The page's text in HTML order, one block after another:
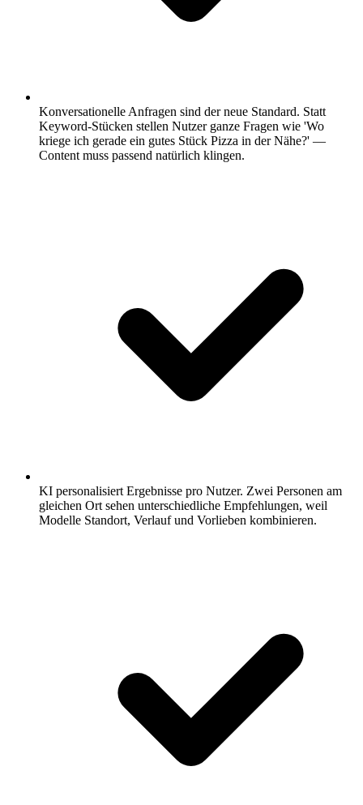
Konversationelle Anfragen sind der neue Standard. Statt
Keyword-Stücken stellen Nutzer ganze Fragen wie 'Wo
kriege ich gerade ein gutes Stück Pizza in der Nähe?' —
Content muss passend natürlich klingen.
KI personalisiert Ergebnisse pro Nutzer. Zwei Personen am
gleichen Ort sehen unterschiedliche Empfehlungen, weil
Modelle Standort, Verlauf und Vorlieben kombinieren.